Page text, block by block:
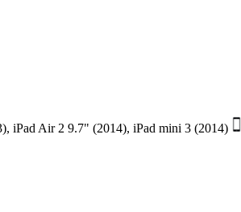
iPad Air 2 9.7" (2014), iPad mini 3 (2014)